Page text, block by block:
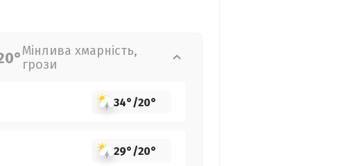
Мінлива хмарність,
грози
34°/20°
29°/20°